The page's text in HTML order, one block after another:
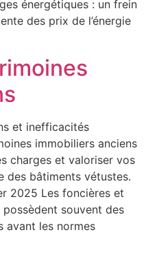
énergétiques : un frein
des prix de l’énergie
et inefficacités
immobiliers anciens
charges et valoriser vos
des bâtiments vétustes.
2025 Les foncières et
souvent des
avant les normes